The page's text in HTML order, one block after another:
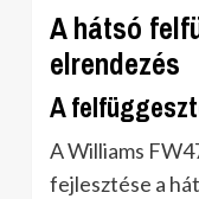
A hátsó
elrendezés
A
A Williams
fejlesztése a